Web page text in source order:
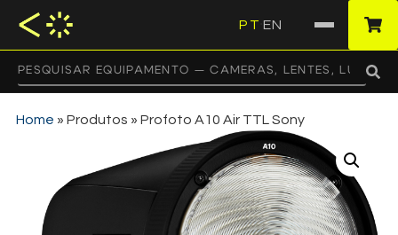
PT EN
Home » Produtos » Profoto A10 Air TTL Sony